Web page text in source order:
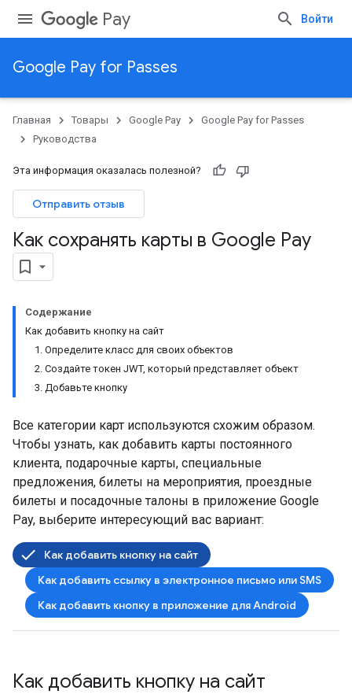
Pay Войти
Google Pay for Passes
Главная Товары Google Pay
Google Pay for Passes
Руководства
Эта информация оказалась полезной?
Отправить отзыв
Как сохранять карты в Google Pay
Содержание
Как добавить кнопку на сайт
1. Определите класс для своих объектов
2. Создайте токен JWT, который представляет объект
3. Добавьте кнопку
Все категории карт используются схожим образом.
Чтобы узнать, как добавить карты постоянного
клиента, подарочные карты, специальные
предложения, билеты на мероприятия, проездные
билеты и посадочные талоны в приложение Google
Pay, выберите интересующий вас вариант:
Как добавить кнопку на сайт
Как добавить ссылку в электронное письмо или SMS
Как добавить кнопку в приложение для Android
Как добавить кнопку на сайт